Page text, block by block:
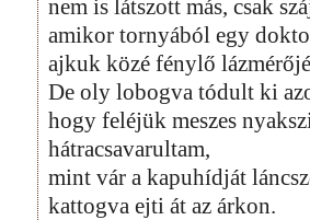
nem is látszott más, csak
amikor tornyából egy
ajkuk közé fénylő
De oly lobogva tódult ki
hogy feléjük meszes
hátracsavarultam,
mint vár a kapuhídját
kattogva ejti át az árkon.